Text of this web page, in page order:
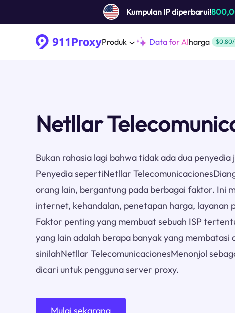
Kumpulan IP diperbarui!
Produk Data for AIharga $0.80/
Netllar
Bukan rahasia lagi bahwa tidak ada dua
Penyedia sepertiNetllar
orang lain, bergantung pada berbagai faktor. Ini
internet, kehandalan, penetapan harga, layanan
Faktor penting yang membuat sebuah ISP
yang lain adalah berapa banyak yang membatasi
sinilahNetllar TelecomunicacionesMenonjol
dicari untuk pengguna server proxy.
Mulai sekarang